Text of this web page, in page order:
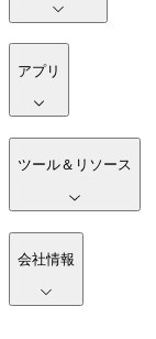
アプリ
ツール＆リソース
会社情報